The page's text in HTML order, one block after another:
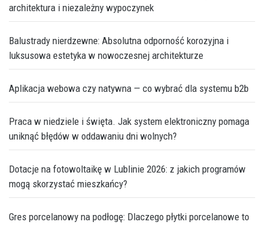
architektura i niezależny wypoczynek
Balustrady nierdzewne: Absolutna odporność korozyjna i
luksusowa estetyka w nowoczesnej architekturze
Aplikacja webowa czy natywna — co wybrać dla systemu b2b
Praca w niedziele i święta. Jak system elektroniczny pomaga
uniknąć błędów w oddawaniu dni wolnych?
Dotacje na fotowoltaikę w Lublinie 2026: z jakich programów
mogą skorzystać mieszkańcy?
Gres porcelanowy na podłogę: Dlaczego płytki porcelanowe to